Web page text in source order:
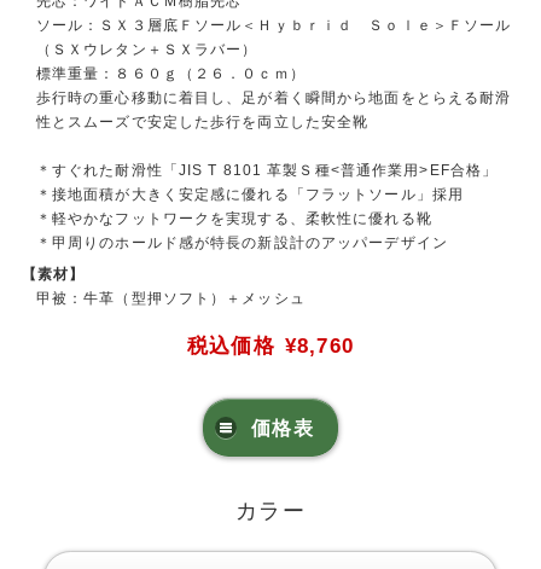
ソール：ＳＸ３層底Ｆソール＜Ｈｙｂｒｉｄ Ｓｏｌｅ＞Ｆソール
（ＳＸウレタン＋ＳＸラバー）
標準重量：８６０ｇ（２６．０ｃｍ）
歩行時の重心移動に着目し、足が着く瞬間から地面をとらえる耐滑
性とスムーズで安定した歩行を両立した安全靴
＊すぐれた耐滑性「JIS T 8101 革製Ｓ種<普通作業用>EF合格」
＊接地面積が大きく安定感に優れる「フラットソール」採用
＊軽やかなフットワークを実現する、柔軟性に優れる靴
＊甲周りのホールド感が特長の新設計のアッパーデザイン
【素材】
甲被：牛革（型押ソフト）＋メッシュ
税込価格 ¥8,760
価格表
カラー